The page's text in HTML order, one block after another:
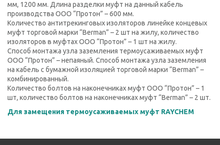
мм, 1200 мм. Длина разделки муфт на данный кабель
производства ООО “Протон” – 600 мм.
Количество антитрекинговых изоляторов линейке концевых
муфт торговой марки “Berman” – 2 шт на жилу, количество
изоляторов в муфтах ООО “Протон” – 1 шт на жилу.
Способ монтажа узла заземления термоусаживаемых муфт
ООО “Протон” – непаяный. Способ монтажа узла заземления
на кабель с бумажной изоляцией торговой марки “Berman” –
комбинированный.
Количество болтов на наконечниках муфт ООО “Протон” – 1
шт, количество болтов на наконечниках муфт “Berman” – 2 шт.
Для замещения термоусаживаемых муфт RAYCHEM